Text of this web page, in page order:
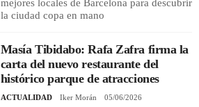
mejores locales de Barcelona para descubrir
la ciudad copa en mano
Masía Tibidabo: Rafa Zafra firma la
carta del nuevo restaurante del
histórico parque de atracciones
ACTUALIDAD Iker Morán 05/06/2026